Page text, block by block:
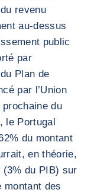
revenu
au-dessus
public
par
Plan de
par l’Union
du
le Portugal
du montant
en théorie,
(3% du PIB) sur
montant des